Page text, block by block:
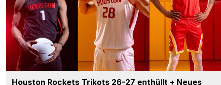
Houston Rockets Trikots 26-27 enthüllt + Neues